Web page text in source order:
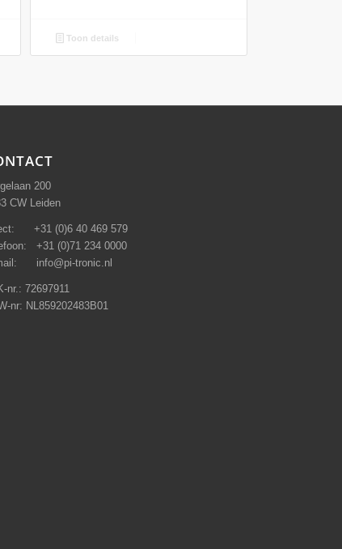
Toon details
200
CW Leiden
+31 (0)6 40 469 579
+31 (0)71 234 0000
info@pi-tronic.nl
nr.: 72697911
nr: NL859202483B01